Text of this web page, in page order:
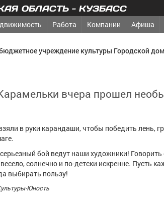
ОБЛАСТЬ - КУЗБАСС
Работа Компании Афиша
учреждение культуры Городской
вчера прошел
в руки карандаши, чтобы победить лень,
бой ведут наши художники!
весело, солнечно и по-детски искренне. Пусть
выбирать пользу!
Юность